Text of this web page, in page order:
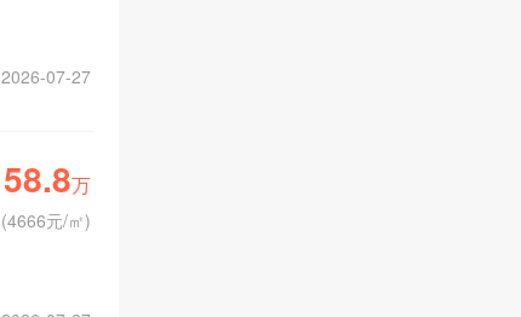
2026-07-27
58.8万
(4666元/㎡)